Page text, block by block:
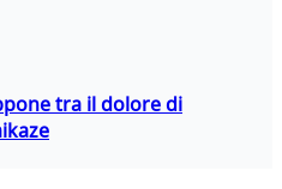
tra il dolore di